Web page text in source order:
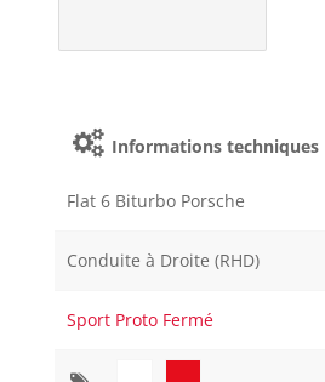
Informations techniques
Flat 6 Biturbo Porsche
Conduite à Droite (RHD)
Sport Proto Fermé